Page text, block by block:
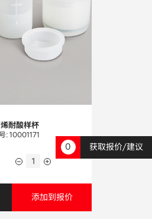
0 获取报价/建议
耐酸样杯
: 10001171
添加到报价